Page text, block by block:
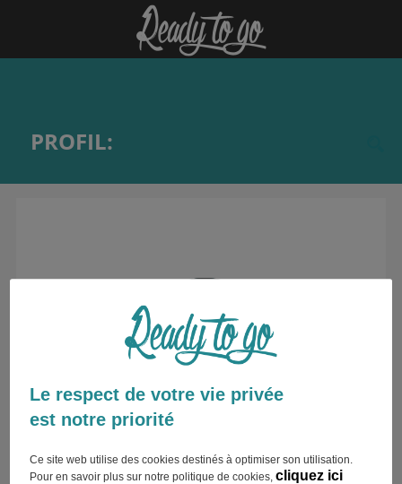
PROFIL:
Le respect de votre vie privée
est notre priorité
Ce site web utilise des cookies destinés à optimiser son utilisation.
Pour en savoir plus sur notre politique de cookies,cliquez ici